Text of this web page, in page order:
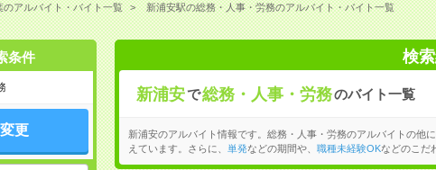
のアルバイト・バイト一覧 新浦安駅の総務・人事・労務のアルバイト・バイト一覧
条件
更
検
新浦安で総務・人事・労務のバイト一覧
新浦安のアルバイト情報です。総務・人事・労務のアルバイトの他に
えています。さらに、
単発などの期間や、 職種未経験OKなどのこだ